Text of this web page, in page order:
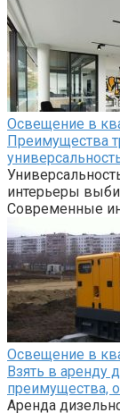
Освещение в
Преимущества
интерьеры
Современные
Освещение в
Взять в аренду
преимущества,
Аренда